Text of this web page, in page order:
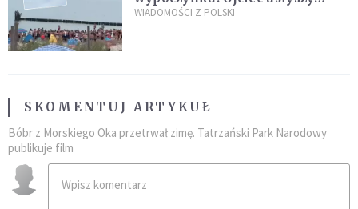
zarzuty
WIADOMOŚCI Z POLSKI
SKOMENTUJ ARTYKUŁ
Bóbr z Morskiego Oka przetrwał zimę. Tatrzański Park Narodowy
publikuje film